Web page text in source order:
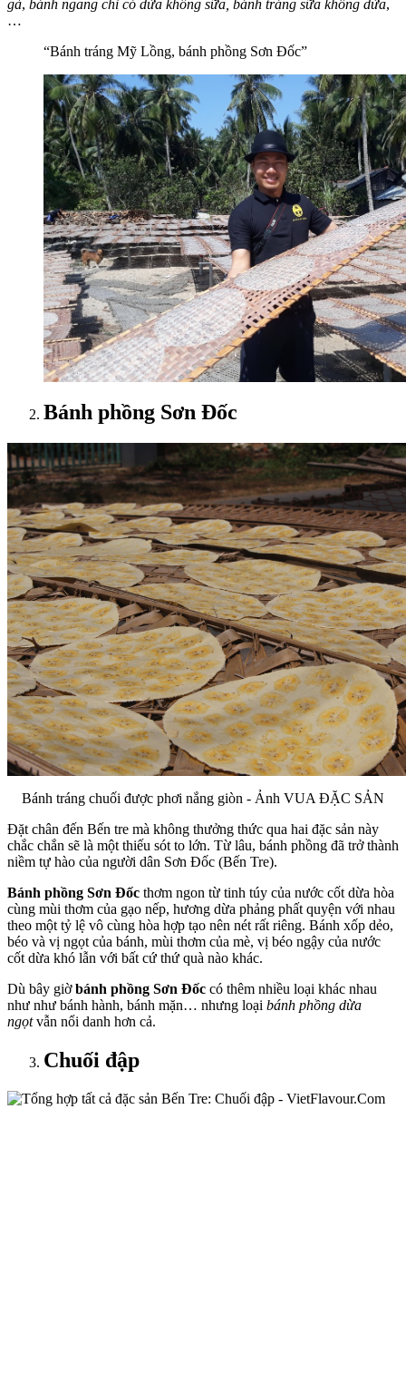
gà, bánh ngang chỉ có dừa không sữa, bánh tráng sữa không dừa,
…
“Bánh tráng Mỹ Lồng, bánh phồng Sơn Đốc”
Bánh phồng Sơn Đốc
Bánh tráng chuối được phơi nắng giòn - Ảnh VUA ĐẶC SẢN
Đặt chân đến Bến tre mà không thưởng thức qua hai đặc sản này
chắc chắn sẽ là một thiếu sót to lớn. Từ lâu, bánh phồng đã trở thành
niềm tự hào của người dân Sơn Đốc (Bến Tre).
Bánh phồng Sơn Đốc thơm ngon từ tinh túy của nước cốt dừa hòa
cùng mùi thơm của gạo nếp, hương dừa phảng phất quyện với nhau
theo một tỷ lệ vô cùng hòa hợp tạo nên nét rất riêng. Bánh xốp dẻo,
béo và vị ngọt của bánh, mùi thơm của mè, vị béo ngậy của nước
cốt dừa khó lẫn với bất cứ thứ quà nào khác.
Dù bây giờbánh phồng Sơn Đốc có thêm nhiều loại khác nhau
như như bánh hành, bánh mặn… nhưng loại bánh phồng dừa
ngọtvẫn nổi danh hơn cả.
Chuối đập